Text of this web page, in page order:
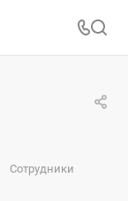
Сотрудники